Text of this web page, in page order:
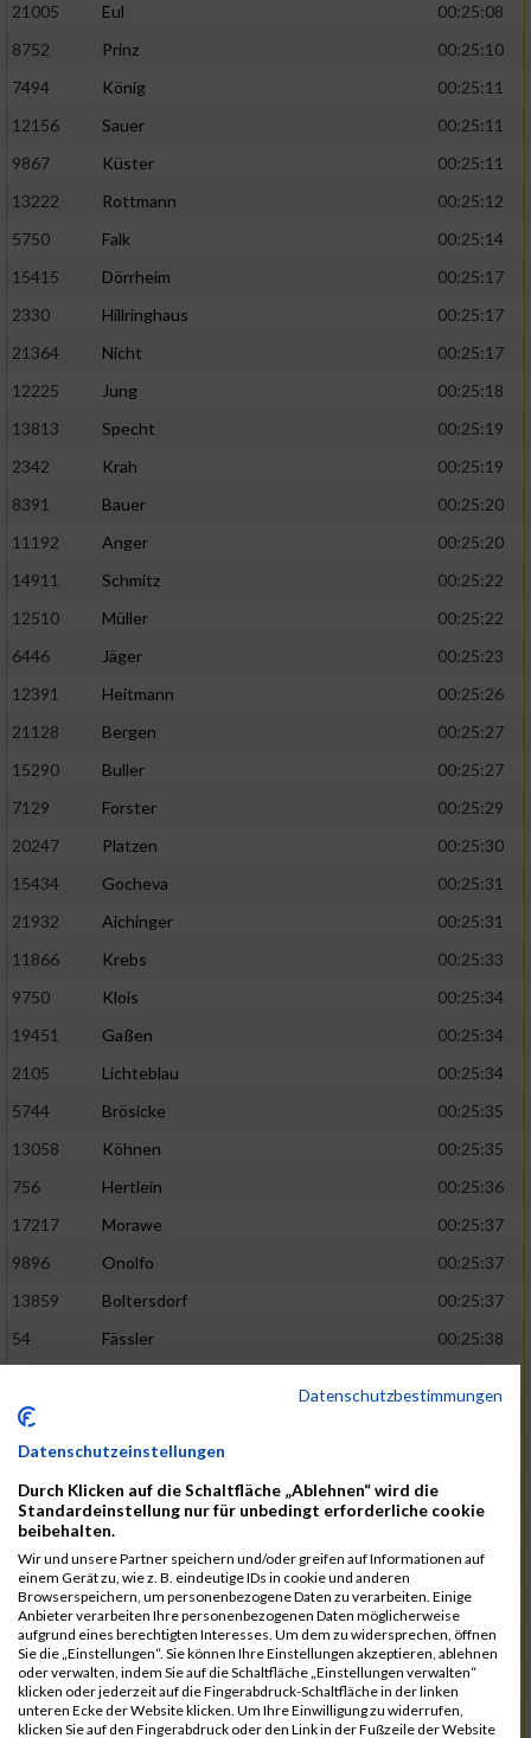
21005
Eul
00:25:08
8752
Prinz
00:25:10
7494
König
00:25:11
12156
Sauer
00:25:11
9867
Küster
00:25:11
13222
Rottmann
00:25:12
5750
Falk
00:25:14
15415
Dörrheim
00:25:17
2330
Hillringhaus
00:25:17
21364
Nicht
00:25:17
12225
Jung
00:25:18
13813
Specht
00:25:19
2342
Krah
00:25:19
8391
Bauer
00:25:20
11192
Anger
00:25:20
14911
Schmitz
00:25:22
12510
Müller
00:25:22
6446
Jäger
00:25:23
12391
Heitmann
00:25:26
21128
Bergen
00:25:27
15290
Buller
00:25:27
7129
Forster
00:25:29
20247
Platzen
00:25:30
15434
Gocheva
00:25:31
21932
Aichinger
00:25:31
11866
Krebs
00:25:33
9750
Klois
00:25:34
19451
Gaßen
00:25:34
2105
Lichteblau
00:25:34
5744
Brösicke
00:25:35
13058
Köhnen
00:25:35
756
Hertlein
00:25:36
17217
Morawe
00:25:37
9896
Onolfo
00:25:37
13859
Boltersdorf
00:25:37
54
Fässler
00:25:38
13253
2317
Golbar
5561
Lück
00:25:38
12006
Laudien
9273
Nicotra
00:25:38
7717
Lades
00:25:38
15581
Adamczak
00:25:38
3162
Heilig
00:25:39
3107
Schork 00:25:40
Datenschutzbestimmungen
Datenschutzeinstellungen
Durch Klicken auf die Schaltfläche „Ablehnen“ wird die
Standardeinstellung nur für unbedingt erforderliche cookie
beibehalten.
Wir und unsere Partner speichern und/oder greifen auf Informationen auf
einem Gerät zu, wie z. B. eindeutige IDs in cookie und anderen
Browserspeichern, um personenbezogene Daten zu verarbeiten. Einige
Anbieter verarbeiten Ihre personenbezogenen Daten möglicherweise
aufgrund eines berechtigten Interesses. Um dem zu widersprechen, öffnen
Sie die „Einstellungen“. Sie können Ihre Einstellungen akzeptieren, ablehnen
oder verwalten, indem Sie auf die Schaltfläche „Einstellungen verwalten“
klicken oder jederzeit auf die Fingerabdruck-Schaltfläche in der linken
unteren Ecke der Website klicken. Um Ihre Einwilligung zu widerrufen,
klicken Sie auf den Fingerabdruck oder den Link in der Fußzeile der Website